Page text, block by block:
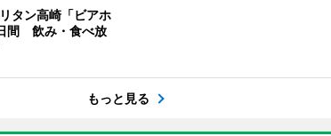
タン高崎「ビアホ
間 飲み・食べ放
もっと見る